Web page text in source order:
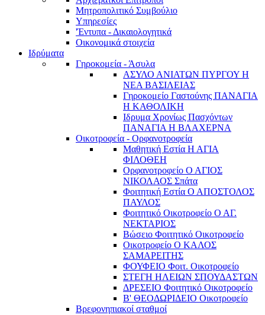
Μητροπολιτικό Συμβούλιο
Υπηρεσίες
'Έντυπα - Δικαιολογητικά
Οικονομικά στοιχεία
Ιδρύματα
Γηροκομεία - Άσυλα
ΑΣΥΛΟ ΑΝΙΑΤΩΝ ΠΥΡΓΟΥ Η
ΝΕΑ ΒΑΣΙΛΕΙΑΣ
Γηροκομείο Γαστούνης ΠΑΝΑΓΙΑ
Η ΚΑΘΟΛΙΚΗ
Ιδρυμα Χρονίως Πασχόντων
ΠΑΝΑΓΙΑ Η ΒΛΑΧΕΡΝΑ
Οικοτροφεία - Ορφανοτροφεία
Μαθητική Εστία Η ΑΓΙΑ
ΦΙΛΟΘΕΗ
Ορφανοτροφείο Ο ΑΓΙΟΣ
ΝΙΚΟΛΑΟΣ Σπάτα
Φοιτητική Εστία Ο ΑΠΟΣΤΟΛΟΣ
ΠΑΥΛΟΣ
Φοιτητικό Οικοτροφείο Ο ΑΓ.
ΝΕΚΤΑΡΙΟΣ
Βώσειο Φοιτητικό Οικοτροφείο
Οικοτροφείο Ο ΚΑΛΟΣ
ΣΑΜΑΡΕΙΤΗΣ
ΦΟΥΦΕΙΟ Φοιτ. Οικοτροφείο
ΣΤΕΓΗ ΗΛΕΙΩΝ ΣΠΟΥΔΑΣΤΩΝ
ΔΡΕΣΕΙΟ Φοιτητικό Οικοτροφείο
Β' ΘΕΟΔΩΡΙΔΕΙΟ Οικοτροφείο
Βρεφονηπιακοί σταθμοί